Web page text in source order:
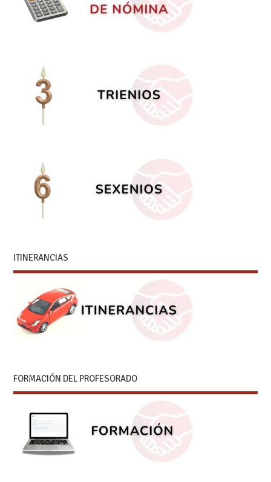
ITINERANCIAS
FORMACIÓN DEL PROFESORADO